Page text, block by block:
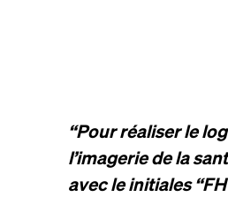
“Pour réaliser le
l’imagerie de la
avec le initiales